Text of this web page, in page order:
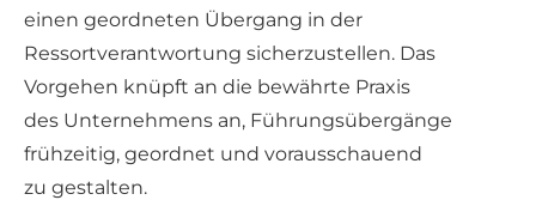
einen geordneten Übergang in der
Ressortverantwortung sicherzustellen. Das
Vorgehen knüpft an die bewährte Praxis
des Unternehmens an, Führungsübergänge
frühzeitig, geordnet und vorausschauend
zu gestalten.